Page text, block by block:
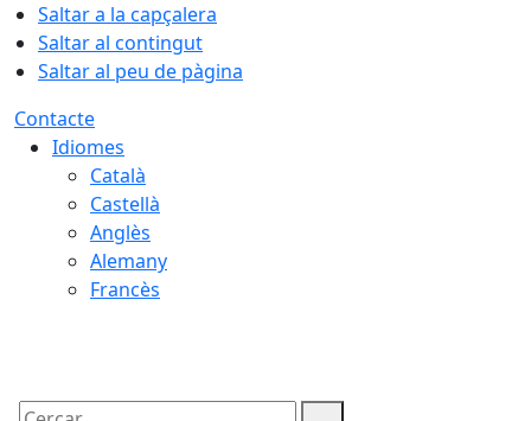
Saltar a la capçalera
Saltar al contingut
Saltar al peu de pàgina
Contacte
Idiomes
Català
Castellà
Anglès
Alemany
Francès